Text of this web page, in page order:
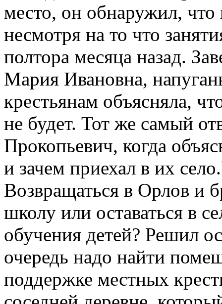
место, он обнаружил, что
несмотря на то что
полтора месяца назад.
Мария Ивановна,
крестьянам объясняла,
не будет. Тот же самый
Прокопьевич, когда
и зачем приехал в их
Возвращаться в Орлов и
школу или оставаться в
обучения детей? Решил
очередь надо найти
поддержке местных